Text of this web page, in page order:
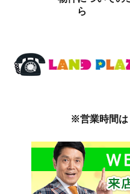
※営業時間は